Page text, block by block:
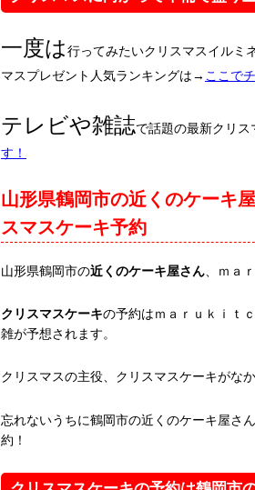
一度は行ってみたいクリスマスイルミ
マスプレゼント人気ランキングは→ ここで
テレビや雑誌で話題の最新クリ
す！
山形県鶴岡市の近くのケーキ
スマスケーキ予約
山形県鶴岡市の近くのケーキ屋さん 、ｍａ
クリスマスケーキの予約はｍａｒｕｋｉｔ
雑が予想されます。
クリスマスの主役、クリスマスケーキがな
忘れないうちに鶴岡市の近くのケーキ屋さ
約！